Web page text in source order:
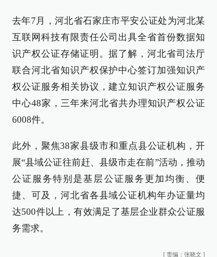
去年7月，河北省石家庄市平安公证处为河北某
互联网科技有限责任公司出具全省首份数据知
识产权公证存储证明。据了解，河北省司法厅
联合河北省知识产权保护中心签订加强知识产
权公证服务相关协议，建立知识产权公证服务
中心48家，三年来河北省共办理知识产权公证
6008件。
此外，聚焦38家县级市和重点县公证机构，开
展“县域公证往前赶、县级市走在前”活动，推动
公证服务特别是基层公证服务更加均衡、便
捷、可及，河北省各县域公证机构年办证量均
达500件以上，有效满足了基层企业群众公证服
务需求。
[ 责编：张晓文 ]